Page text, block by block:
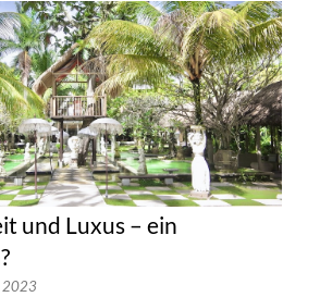
und Luxus – ein
2023